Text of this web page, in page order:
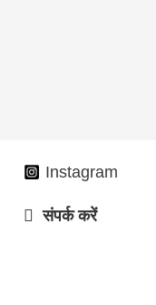
Instagram
संपर्क करें